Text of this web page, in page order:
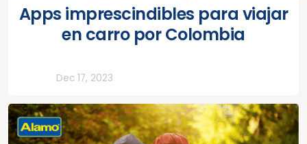
Apps imprescindibles para viajar
en carro por Colombia
Dec 17, 2023